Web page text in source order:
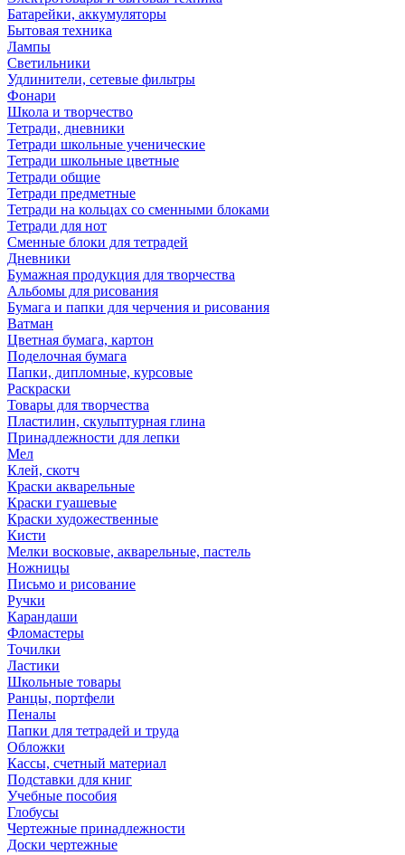
Батарейки, аккумуляторы
Бытовая техника
Лампы
Светильники
Удлинители, сетевые фильтры
Фонари
Школа и творчество
Тетради, дневники
Тетради школьные ученические
Тетради школьные цветные
Тетради общие
Тетради предметные
Тетради на кольцах со сменными блоками
Тетради для нот
Сменные блоки для тетрадей
Дневники
Бумажная продукция для творчества
Альбомы для рисования
Бумага и папки для черчения и рисования
Ватман
Цветная бумага, картон
Поделочная бумага
Папки, дипломные, курсовые
Раскраски
Товары для творчества
Пластилин, скульптурная глина
Принадлежности для лепки
Мел
Клей, скотч
Краски акварельные
Краски гуашевые
Краски художественные
Кисти
Мелки восковые, акварельные, пастель
Ножницы
Письмо и рисование
Ручки
Карандаши
Фломастеры
Точилки
Ластики
Школьные товары
Ранцы, портфели
Пеналы
Папки для тетрадей и труда
Обложки
Кассы, счетный материал
Подставки для книг
Учебные пособия
Глобусы
Чертежные принадлежности
Доски чертежные